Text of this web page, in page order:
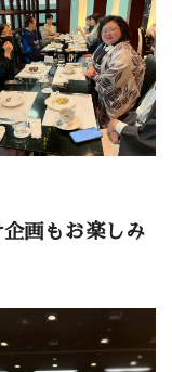
画もお楽しみ